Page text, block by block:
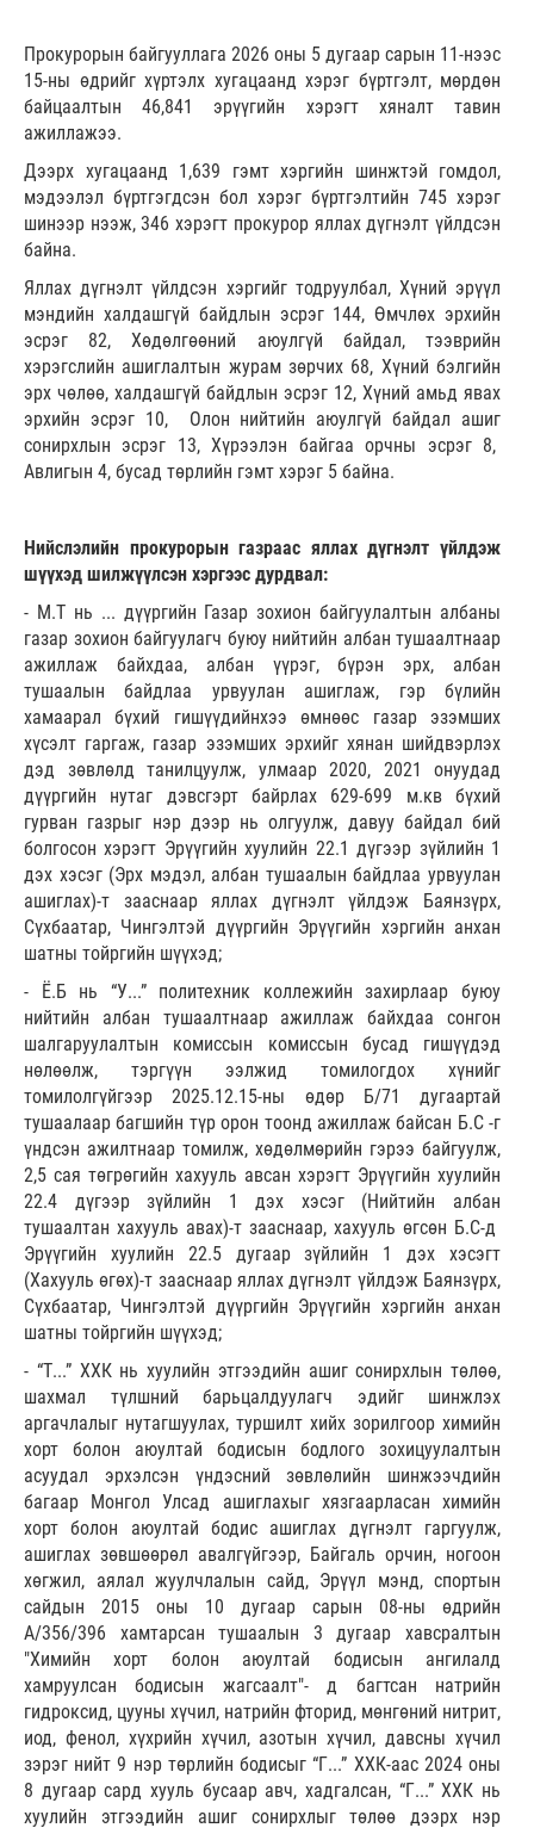
Прокурорын байгууллага 2026 оны 5 дугаар сарын 11-нээс
15-ны өдрийг хүртэлх хугацаанд хэрэг бүртгэлт, мөрдөн
байцаалтын 46,841 эрүүгийн хэрэгт хяналт тавин
ажиллажээ.
Дээрх хугацаанд 1,639 гэмт хэргийн шинжтэй гомдол,
мэдээлэл бүртгэгдсэн бол хэрэг бүртгэлтийн 745 хэрэг
шинээр нээж, 346 хэрэгт прокурор яллах дүгнэлт үйлдсэн
байна.
Яллах дүгнэлт үйлдсэн хэргийг тодруулбал, Хүний эрүүл
мэндийн халдашгүй байдлын эсрэг 144, Өмчлөх эрхийн
эсрэг 82, Хөдөлгөөний аюулгүй байдал, тээврийн
хэрэгслийн ашиглалтын журам зөрчих 68, Хүний бэлгийн
эрх чөлөө, халдашгүй байдлын эсрэг 12, Хүний амьд явах
эрхийн эсрэг 10, Олон нийтийн аюулгүй байдал ашиг
сонирхлын эсрэг 13, Хүрээлэн байгаа орчны эсрэг 8,
Авлигын 4, бусад төрлийн гэмт хэрэг 5 байна.
Нийслэлийн прокурорын газраас яллах дүгнэлт үйлдэж
шүүхэд шилжүүлсэн хэргээс дурдвал:
- М.Т нь ... дүүргийн Газар зохион байгуулалтын албаны
газар зохион байгуулагч буюу нийтийн албан тушаалтнаар
ажиллаж байхдаа, албан үүрэг, бүрэн эрх, албан
тушаалын байдлаа урвуулан ашиглаж, гэр бүлийн
хамаарал бүхий гишүүдийнхээ өмнөөс газар эзэмших
хүсэлт гаргаж, газар эзэмших эрхийг хянан шийдвэрлэх
дэд зөвлөлд танилцуулж, улмаар 2020, 2021 онуудад
дүүргийн нутаг дэвсгэрт байрлах 629-699 м.кв бүхий
гурван газрыг нэр дээр нь олгуулж, давуу байдал бий
болгосон хэрэгт Эрүүгийн хуулийн 22.1 дүгээр зүйлийн 1
дэх хэсэг (Эрх мэдэл, албан тушаалын байдлаа урвуулан
ашиглах)-т зааснаар яллах дүгнэлт үйлдэж Баянзүрх,
Сүхбаатар, Чингэлтэй дүүргийн Эрүүгийн хэргийн анхан
шатны тойргийн шүүхэд;
- Ё.Б нь “У...” политехник коллежийн захирлаар буюу
нийтийн албан тушаалтнаар ажиллаж байхдаа сонгон
шалгаруулалтын комиссын комиссын бусад гишүүдэд
нөлөөлж, тэргүүн ээлжид томилогдох хүнийг
томилолгүйгээр 2025.12.15-ны өдөр Б/71 дугаартай
тушаалаар багшийн түр орон тоонд ажиллаж байсан Б.С -г
үндсэн ажилтнаар томилж, хөдөлмөрийн гэрээ байгуулж,
2,5 сая төгрөгийн хахууль авсан хэрэгт Эрүүгийн хуулийн
22.4 дүгээр зүйлийн 1 дэх хэсэг (Нийтийн албан
тушаалтан хахууль авах)-т зааснаар, хахууль өгсөн Б.С-д
Эрүүгийн хуулийн 22.5 дугаар зүйлийн 1 дэх хэсэгт
(Хахууль өгөх)-т зааснаар яллах дүгнэлт үйлдэж Баянзүрх,
Сүхбаатар, Чингэлтэй дүүргийн Эрүүгийн хэргийн анхан
шатны тойргийн шүүхэд;
- “Т...” ХХК нь хуулийн этгээдийн ашиг сонирхлын төлөө,
шахмал түлшний барьцалдуулагч эдийг шинжлэх
аргачлалыг нутагшуулах, туршилт хийх зорилгоор химийн
хорт болон аюултай бодисын бодлого зохицуулалтын
асуудал эрхэлсэн үндэсний зөвлөлийн шинжээчдийн
багаар Монгол Улсад ашиглахыг хязгаарласан химийн
хорт болон аюултай бодис ашиглах дүгнэлт гаргуулж,
ашиглах зөвшөөрөл авалгүйгээр, Байгаль орчин, ногоон
хөгжил, аялал жуулчлалын сайд, Эрүүл мэнд, спортын
сайдын 2015 оны 10 дугаар сарын 08-ны өдрийн
А/356/396 хамтарсан тушаалын 3 дугаар хавсралтын
"Химийн хорт болон аюултай бодисын ангилалд
хамруулсан бодисын жагсаалт"- д багтсан натрийн
гидроксид, цууны хүчил, натрийн фторид, мөнгөний нитрит,
иод, фенол, хүхрийн хүчил, азотын хүчил, давсны хүчил
зэрэг нийт 9 нэр төрлийн бодисыг “Г...” ХХК-аас 2024 оны
8 дугаар сард хууль бусаар авч, хадгалсан, “Г...” ХХК нь
хуулийн этгээдийн ашиг сонирхлыг төлөө дээрх нэр